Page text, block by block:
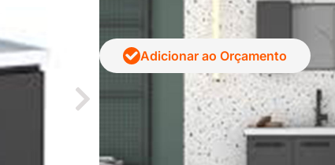
virgem que não resseca e não quebra,
Adicionar ao Orçamento
4.401.822.013-7
Acabamento
Marca:
Cozimax